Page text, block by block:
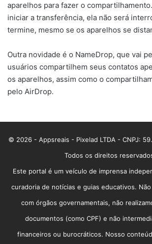
aparelhos para fazer o
iniciar a transferência, ela não será
termine, mesmo se os aparelhos se
Outra novidade é o NameDrop, que vai
usuários compartilhem seus contatos
os aparelhos, assim como o
pelo AirDrop.
© 2026 - Appsreais - Pixelad LTDA - CNPJ:
Todos os direitos
Este portal é um veículo de imprensa
curadoria de notícias e guias educativos.
com órgãos governamentais, não
documentos (como CPF) e não
financeiros ou burocráticos. Nosso